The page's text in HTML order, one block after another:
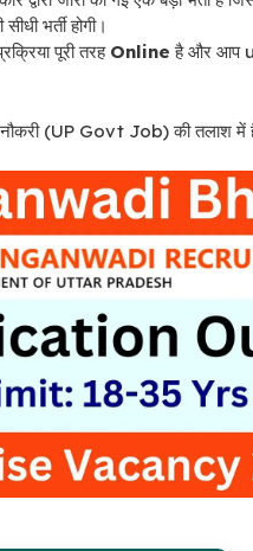
भर्ती होगी।
पूरी तरह Online है और आप
(UP Govt Job) की तलाश में